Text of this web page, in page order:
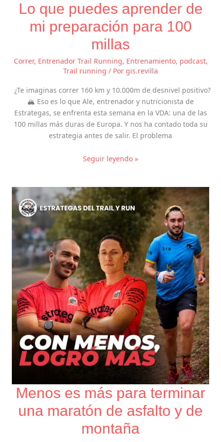
Lo que puedes aprender de
mi preparación para 100
millas
Correr, Entrenador Trail Running, Entrenamiento, podcast,
Trail running / Por gis.revilla
¿Te imaginas correr 160 km y 10.000m de desnivel positivo?
🏔️ Eso es lo que Ale, entrenador y nutricionista de
Estrategas, se enfrenta esta semana en la VDA: una de las
100 millas más duras de Europa. Y nos ha contado toda su
estrategia antes de salir. El problema
Seguir leyendo »
Menos es más para terminar
una maratón de asfalto y de
montaña
Menos
es
más
para
terminar
una
maratón
de
asfalto
y
de
montaña